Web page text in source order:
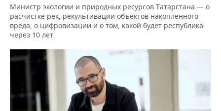
Министр экологии и природных ресурсов Татарстана — о
расчистке рек, рекультивации объектов накопленного
вреда, о цифровизации и о том, какой будет республика
через 10 лет